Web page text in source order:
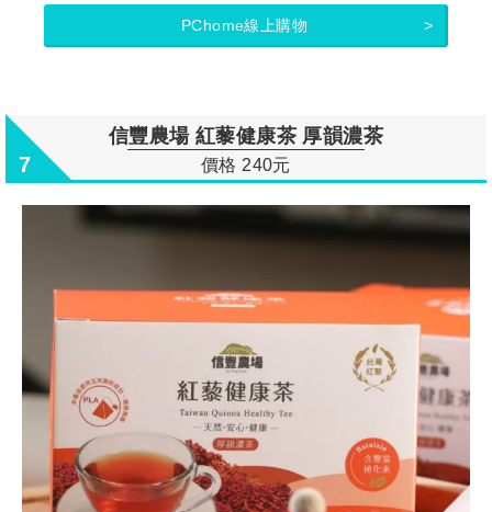
PChome線上購物
7
信豐農場 紅藜健康茶 厚韻濃茶
價格 240元